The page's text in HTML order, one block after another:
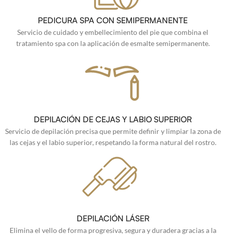
PEDICURA SPA CON SEMIPERMANENTE
Servicio de cuidado y embellecimiento del pie que combina el
tratamiento spa con la aplicación de esmalte semipermanente.
DEPILACIÓN DE CEJAS Y LABIO SUPERIOR
Servicio de depilación precisa que permite definir y limpiar la zona de
las cejas y el labio superior, respetando la forma natural del rostro.
DEPILACIÓN LÁSER
Elimina el vello de forma progresiva, segura y duradera gracias a la